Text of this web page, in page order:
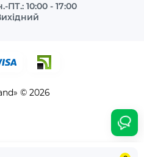
ПТ.: 10:00 - 17:00
© 2026